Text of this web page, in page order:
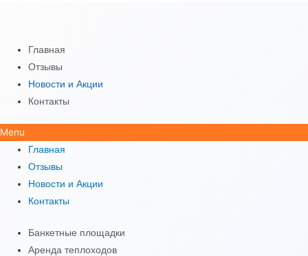
Главная
Отзывы
Новости и Акции
Контакты
Menu
Главная
Отзывы
Новости и Акции
Контакты
Банкетные площадки
Аренда теплоходов